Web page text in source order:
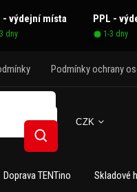
- výdejní místa PPL -
dny 1-3 dny
Podmínky ochrany
CZK
Hledat
Doprava TENTino Skladové